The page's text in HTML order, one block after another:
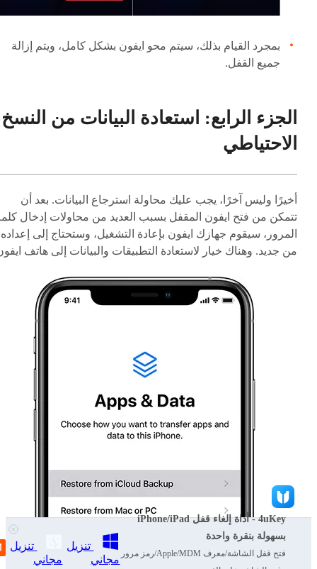
بمجرد القيام بذلك، سيتم محو ايفون بشكل كامل، ويتم إزالة
جميع القفل.
الجزء الرابع: استعادة البيانات من النسخ
الاحتياطي
أخيرًا وليس آخرًا، يجب عليك محاولة استرجاع البيانات. بعد أن
تتمكن من فتح ايفون المقفل بسبب العديد من محاولات إدخال
المرور، سيقوم جهازك ايفون بإعادة التشغيل، وستحتاج إلى إعداده
من جديد. وهناك خيار لاستعادة التطبيقات والبيانات إلى هاتف
4uKey - أداة إلغاء قفل iPhone/iPad
بسهولة بنقرة واحدة
فتح قفل الشاشة/معرف Apple/MDM/رمز مرور
تنزيل
مجاني
تنزيل
مجاني